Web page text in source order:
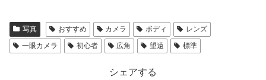
写真 おすすめ カメラ ボディ
レンズ
一眼カメラ
初心者 広角 望遠 標準
シェアする